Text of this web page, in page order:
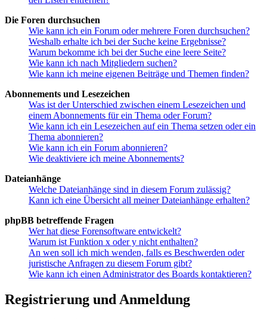
Die Foren durchsuchen
Wie kann ich ein Forum oder mehrere Foren durchsuchen?
Weshalb erhalte ich bei der Suche keine Ergebnisse?
Warum bekomme ich bei der Suche eine leere Seite?
Wie kann ich nach Mitgliedern suchen?
Wie kann ich meine eigenen Beiträge und Themen finden?
Abonnements und Lesezeichen
Was ist der Unterschied zwischen einem Lesezeichen und
einem Abonnements für ein Thema oder Forum?
Wie kann ich ein Lesezeichen auf ein Thema setzen oder ein
Thema abonnieren?
Wie kann ich ein Forum abonnieren?
Wie deaktiviere ich meine Abonnements?
Dateianhänge
Welche Dateianhänge sind in diesem Forum zulässig?
Kann ich eine Übersicht all meiner Dateianhänge erhalten?
phpBB betreffende Fragen
Wer hat diese Forensoftware entwickelt?
Warum ist Funktion x oder y nicht enthalten?
An wen soll ich mich wenden, falls es Beschwerden oder
juristische Anfragen zu diesem Forum gibt?
Wie kann ich einen Administrator des Boards kontaktieren?
Registrierung und Anmeldung